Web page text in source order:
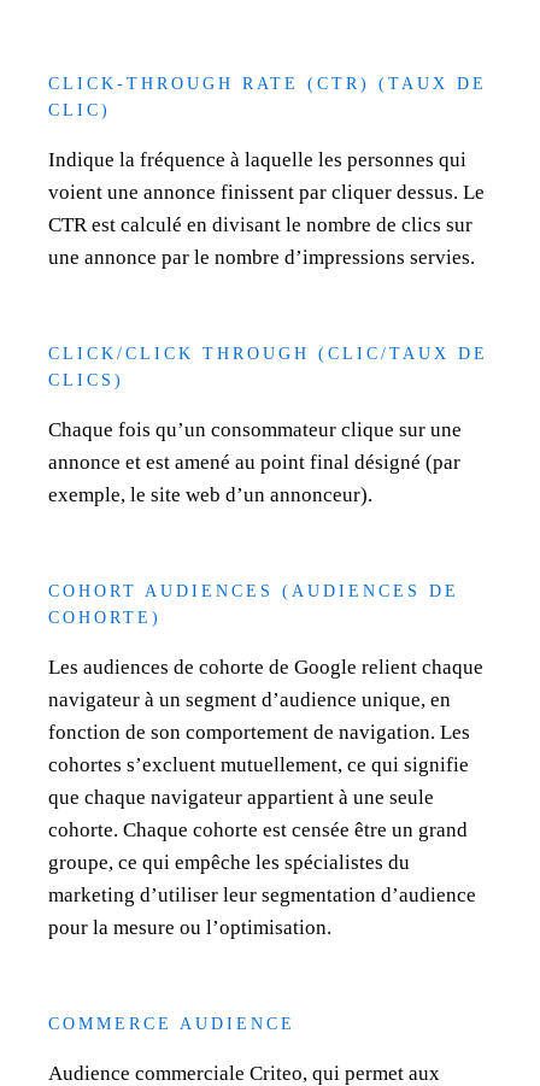
CLICK-THROUGH RATE (CTR) (TAUX DE
CLIC)
Indique la fréquence à laquelle les personnes qui
voient une annonce finissent par cliquer dessus. Le
CTR est calculé en divisant le nombre de clics sur
une annonce par le nombre d’impressions servies.
CLICK/CLICK THROUGH (CLIC/TAUX DE
CLICS)
Chaque fois qu’un consommateur clique sur une
annonce et est amené au point final désigné (par
exemple, le site web d’un annonceur).
COHORT AUDIENCES (AUDIENCES DE
COHORTE)
Les audiences de cohorte de Google relient chaque
navigateur à un segment d’audience unique, en
fonction de son comportement de navigation. Les
cohortes s’excluent mutuellement, ce qui signifie
que chaque navigateur appartient à une seule
cohorte. Chaque cohorte est censée être un grand
groupe, ce qui empêche les spécialistes du
marketing d’utiliser leur segmentation d’audience
pour la mesure ou l’optimisation.
COMMERCE AUDIENCE
Audience commerciale Criteo, qui permet aux